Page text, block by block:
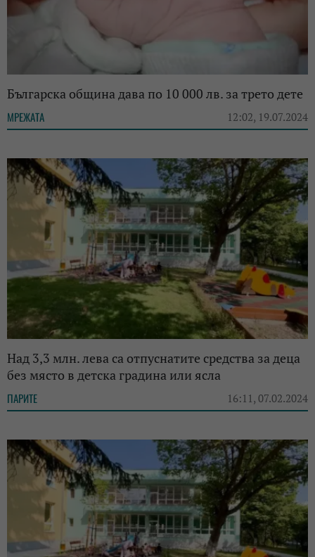
Българска община дава по 10 000 лв. за трето дете
МРЕЖАТА 12:02, 19.07.2024
Над 3,3 млн. лева са отпуснатите средства за деца
без място в детска градина или ясла
ПАРИТЕ 16:11, 07.02.2024